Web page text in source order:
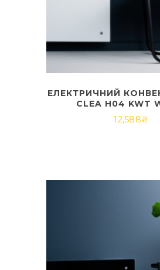
ЕЛЕКТРИЧНИЙ
CLEA H04 KWT
12,588₴